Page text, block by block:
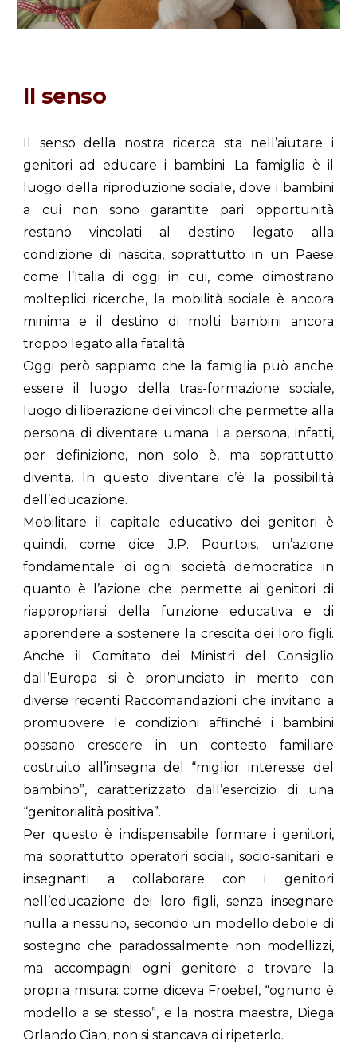
Il senso
Il senso della nostra ricerca sta nell’aiutare i
genitori ad educare i bambini. La famiglia è il
luogo della riproduzione sociale, dove i bambini
a cui non sono garantite pari opportunità
restano vincolati al destino legato alla
condizione di nascita, soprattutto in un Paese
come l’Italia di oggi in cui, come dimostrano
molteplici ricerche, la mobilità sociale è ancora
minima e il destino di molti bambini ancora
troppo legato alla fatalità.
Oggi però sappiamo che la famiglia può anche
essere il luogo della tras-formazione sociale,
luogo di liberazione dei vincoli che permette alla
persona di diventare umana. La persona, infatti,
per definizione, non solo è, ma soprattutto
diventa. In questo diventare c’è la possibilità
dell’educazione.
Mobilitare il capitale educativo dei genitori è
quindi, come dice J.P. Pourtois, un’azione
fondamentale di ogni società democratica in
quanto è l’azione che permette ai genitori di
riappropriarsi della funzione educativa e di
apprendere a sostenere la crescita dei loro figli.
Anche il Comitato dei Ministri del Consiglio
dall’Europa si è pronunciato in merito con
diverse recenti Raccomandazioni che invitano a
promuovere le condizioni affinché i bambini
possano crescere in un contesto familiare
costruito all’insegna del “miglior interesse del
bambino”, caratterizzato dall’esercizio di una
“genitorialità positiva”.
Per questo è indispensabile formare i genitori,
ma soprattutto operatori sociali, socio-sanitari e
insegnanti a collaborare con i genitori
nell’educazione dei loro figli, senza insegnare
nulla a nessuno, secondo un modello debole di
sostegno che paradossalmente non modellizzi,
ma accompagni ogni genitore a trovare la
propria misura: come diceva Froebel, “ognuno è
modello a se stesso”, e la nostra maestra, Diega
Orlando Cian, non si stancava di ripeterlo.